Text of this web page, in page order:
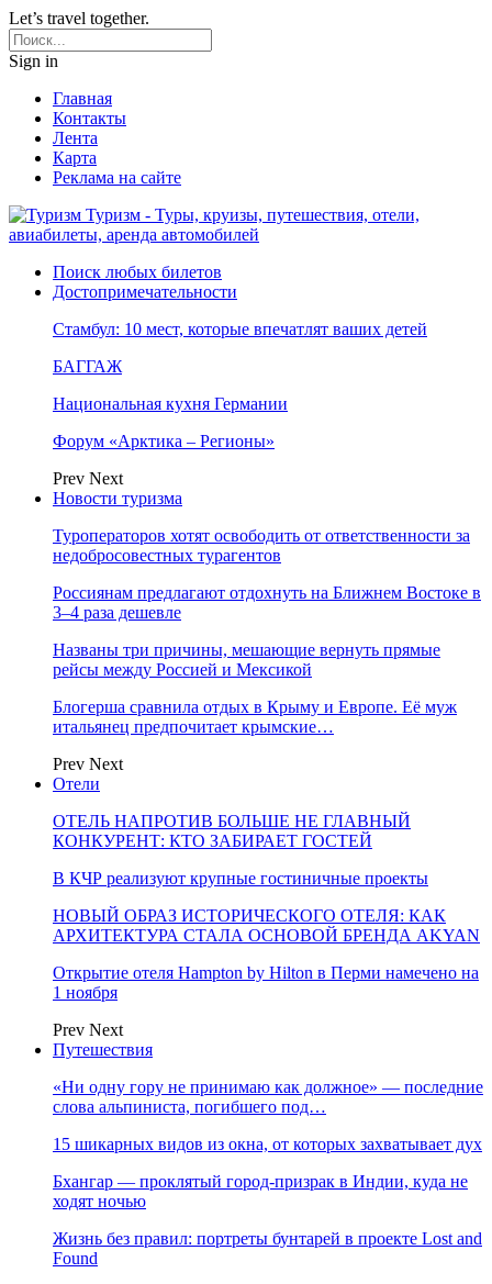
Let’s travel together.
Sign in
Главная
Контакты
Лента
Карта
Реклама на сайте
Туризм - Туры, круизы, путешествия, отели,
авиабилеты, аренда автомобилей
Поиск любых билетов
Достопримечательности
Стамбул: 10 мест, которые впечатлят ваших детей
БАГГАЖ
Национальная кухня Германии
Форум «Арктика – Регионы»
Prev Next
Новости туризма
Туроператоров хотят освободить от ответственности за
недобросовестных турагентов
Россиянам предлагают отдохнуть на Ближнем Востоке в
3–4 раза дешевле
Названы три причины, мешающие вернуть прямые
рейсы между Россией и Мексикой
Блогерша сравнила отдых в Крыму и Европе. Её муж
итальянец предпочитает крымские…
Prev Next
Отели
ОТЕЛЬ НАПРОТИВ БОЛЬШЕ НЕ ГЛАВНЫЙ
КОНКУРЕНТ: КТО ЗАБИРАЕТ ГОСТЕЙ
В КЧР реализуют крупные гостиничные проекты
НОВЫЙ ОБРАЗ ИСТОРИЧЕСКОГО ОТЕЛЯ: КАК
АРХИТЕКТУРА СТАЛА ОСНОВОЙ БРЕНДА AKYAN
Открытие отеля Hampton by Hilton в Перми намечено на
1 ноября
Prev Next
Путешествия
«Ни одну гору не принимаю как должное» — последние
слова альпиниста, погибшего под…
15 шикарных видов из окна, от которых захватывает дух
Бхангар — проклятый город-призрак в Индии, куда не
ходят ночью
Жизнь без правил: портреты бунтарей в проекте Lost and
Found